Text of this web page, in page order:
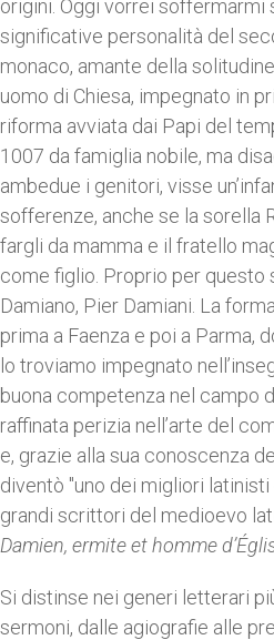
origini. Oggi vorrei soffermarmi
significative personalità del
monaco, amante della
uomo di Chiesa, impegnato in
riforma avviata dai Papi del
1007 da famiglia nobile, ma
ambedue i genitori, visse
sofferenze, anche se la sorella
fargli da mamma e il fratello
come figlio. Proprio per questo
Damiano, Pier Damiani. La
prima a Faenza e poi a Parma,
lo troviamo impegnato
buona competenza nel campo
raffinata perizia nell’arte del
e, grazie alla sua conoscenza
diventò "uno dei migliori
grandi scrittori del medioevo
Damien, ermite et homme
Si distinse nei generi letterari
sermoni, dalle agiografie alle